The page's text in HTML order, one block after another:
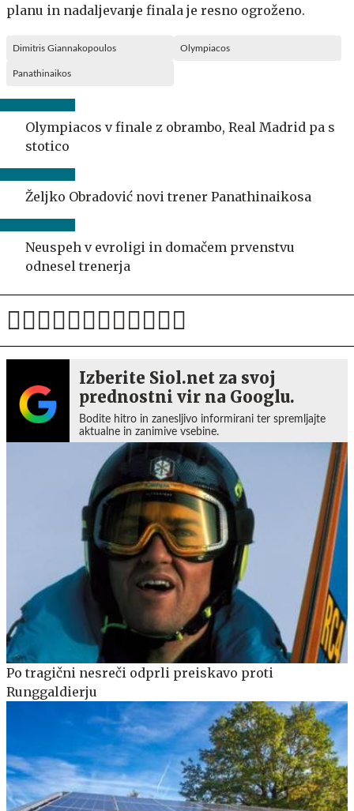
planu in nadaljevanje finala je resno ogroženo.
Dimitris Giannakopoulos Olympiacos
Panathinaikos
Olympiacos v finale z obrambo, Real Madrid pa s
stotico
Željko Obradović novi trener Panathinaikosa
Neuspeh v evroligi in domačem prvenstvu
odnesel trenerja
Izberite Siol.net za svoj
prednostni vir na Googlu.
Bodite hitro in zanesljivo informirani ter spremljajte
aktualne in zanimive vsebine.
Po tragični nesreči odprli preiskavo proti
Runggaldierju